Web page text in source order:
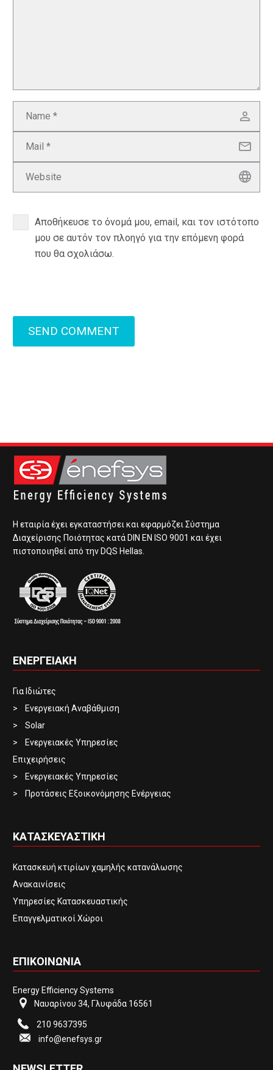
Αποθήκευσε το όνομά μου, email, και τον ιστότοπο
μου σε αυτόν τον πλοηγό για την επόμενη φορά
που θα σχολιάσω.
SEND COMMENT
Η εταιρία έχει εγκαταστήσει και εφαρμόζει Σύστημα
Διαχείρισης Ποιότητας κατά DIN EN ISO 9001 και έχει
πιστοποιηθεί από την DQS Hellas.
ΕΝΕΡΓΕΙΑΚΗ
Για Ιδιώτες
Ενεργειακή Αναβάθμιση
Solar
Ενεργειακές Υπηρεσίες
Επιχειρήσεις
Ενεργειακές Υπηρεσίες
Προτάσεις Εξοικονόμησης Ενέργειας
ΚΑΤΑΣΚΕΥΑΣΤΙΚΗ
Κατασκευή κτιρίων χαμηλής κατανάλωσης
Ανακαινίσεις
Υπηρεσίες Κατασκευαστικής
Επαγγελματικοί Χώροι
ΕΠΙΚΟΙΝΩΝΙΑ
Energy Efficiency Systems
Ναυαρίνου 34, Γλυφάδα 16561
210 9637395
info@enefsys.gr